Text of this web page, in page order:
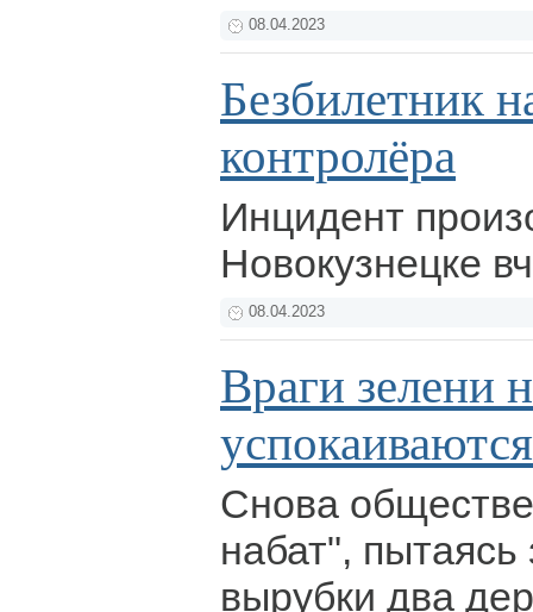
08.04.2023
Безбилетник
контролёра
Инцидент
Новокузнецке
08.04.2023
Враги зелени
успокаиваются
Снова
набат",
вырубки два